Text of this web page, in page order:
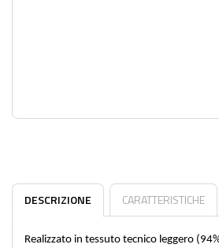
DESCRIZIONE CARATTERISTICHE
Realizzato in tessuto tecnico leggero